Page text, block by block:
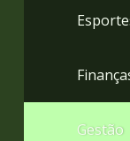
Gestão